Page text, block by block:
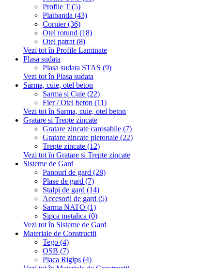
Profile T (5)
Platbanda (43)
Cornier (36)
Otel rotund (18)
Otel patrat (8)
Vezi tot în Profile Laminate
Plasa sudata
Plasa sudata STAS (9)
Vezi tot în Plasa sudata
Sarma, cuie, otel beton
Sarma si Cuie (22)
Fier / Otel beton (11)
Vezi tot în Sarma, cuie, otel beton
Gratare si Trepte zincate
Gratare zincate carosabile (7)
Gratare zincate pietonale (22)
Trepte zincate (12)
Vezi tot în Gratare si Trepte zincate
Sisteme de Gard
Panouri de gard (28)
Plase de gard (7)
Stalpi de gard (14)
Accesorii de gard (5)
Sarma NATO (1)
Sipca metalica (0)
Vezi tot în Sisteme de Gard
Materiale de Constructii
Tego (4)
OSB (7)
Placa Rigips (4)